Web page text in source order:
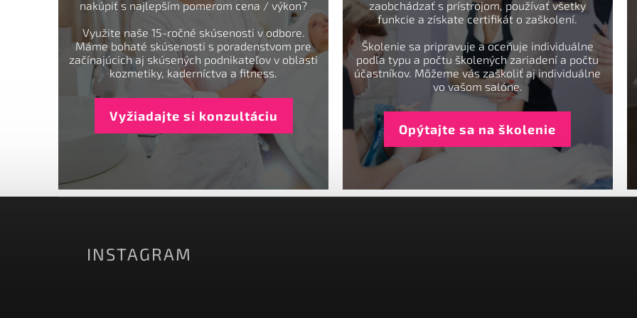
nakúpiť s najlepším pomerom cena / výkon?
Využite naše 15-ročné skúsenosti v odbore.
Máme bohaté skúsenosti s poradenstvom pre
začínajúcich aj skúsených podnikateľov v oblasti
kozmetiky, kaderníctva a fitness.
Vyžiadajte si konzultáciu
zaobchádzať s prístrojom, používať všetky
funkcie a získate certifikát o zaškolení.
Školenie sa pripravuje a oceňuje individuálne
podľa typu a počtu školených zariadení a počtu
účastníkov. Môžeme vás zaškoliť aj individuálne
vo vašom salóne.
Opýtajte sa na školenie
INSTAGRAM